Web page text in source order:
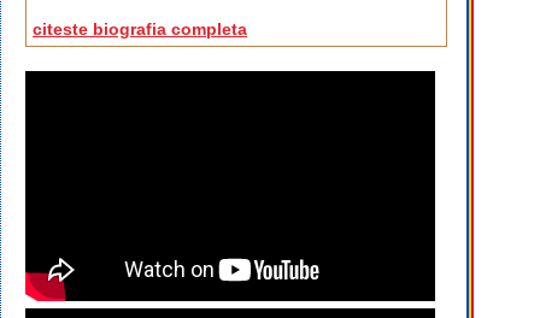
citeste biografia completa